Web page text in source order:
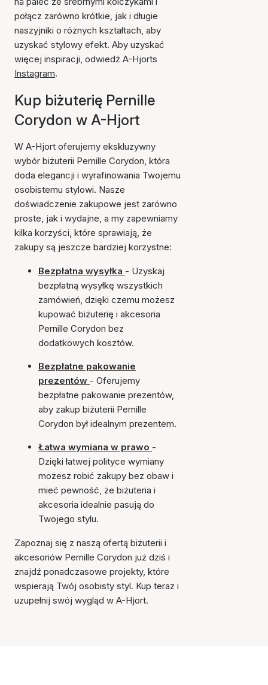
połącz zarówno krótkie, jak i długie
naszyjniki o różnych kształtach, aby
uzyskać stylowy efekt. Aby uzyskać
więcej inspiracji, odwiedź A-Hjorts
Instagram.
Kup biżuterię Pernille
Corydon w A-Hjort
W A-Hjort oferujemy ekskluzywny
wybór biżuterii Pernille Corydon, która
doda elegancji i wyrafinowania Twojemu
osobistemu stylowi. Nasze
doświadczenie zakupowe jest zarówno
proste, jak i wydajne, a my zapewniamy
kilka korzyści, które sprawiają, że
zakupy są jeszcze bardziej korzystne:
Bezpłatna wysyłka - Uzyskaj
bezpłatną wysyłkę wszystkich
zamówień, dzięki czemu możesz
kupować biżuterię i akcesoria
Pernille Corydon bez
dodatkowych kosztów.
Bezpłatne pakowanie
prezentów - Oferujemy
bezpłatne pakowanie prezentów,
aby zakup biżuterii Pernille
Corydon był idealnym prezentem.
Łatwa wymiana w prawo -
Dzięki łatwej polityce wymiany
możesz robić zakupy bez obaw i
mieć pewność, że biżuteria i
akcesoria idealnie pasują do
Twojego stylu.
Zapoznaj się z naszą ofertą biżuterii i
akcesoriów Pernille Corydon już dziś i
znajdź ponadczasowe projekty, które
wspierają Twój osobisty styl. Kup teraz i
uzupełnij swój wygląd w A-Hjort.